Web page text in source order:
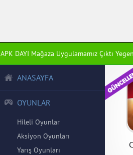
APK DAYI Mağaza Uygulamamız Çıktı
ANASAYFA
OYUNLAR
Hileli Oyunlar
Aksiyon Oyunları
Yarış Oyunları
Clash
Para
Dead
Dead
4.2.6